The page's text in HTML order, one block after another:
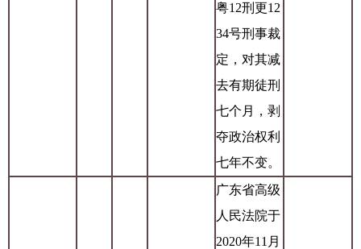
粤12刑更12
34号刑事裁
定，对其减
去有期徒刑
七个月，剥
夺政治权利
七年不变。
广东省高级
人民法院于
2020年11月